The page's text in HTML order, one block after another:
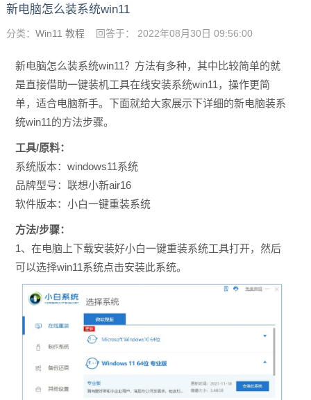
新电脑怎么装系统win11
分类： Win11 教程 回答于： 2022年08月30日 09:56:00
新电脑怎么装系统win11？方法有多种，其中比较简单的就
是直接借助一键装机工具在线安装系统win11，操作更简
单，适合电脑新手。下面就给大家展示下详细的新电脑装系
统win11的方法步骤。
工具/原料：
系统版本：windows11系统
品牌型号：联想小新air16
软件版本：小白一键重装系统
方法/步骤：
1、在电脑上下载安装好小白一键重装系统工具打开，然后
可以选择win11系统点击安装此系统。